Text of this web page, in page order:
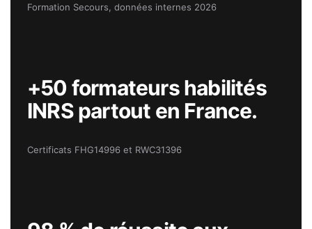
Formation Secours, données internes 2026
+50 formateurs habilités
INRS partout en France.
Certificats FHG14996 et RWC31396